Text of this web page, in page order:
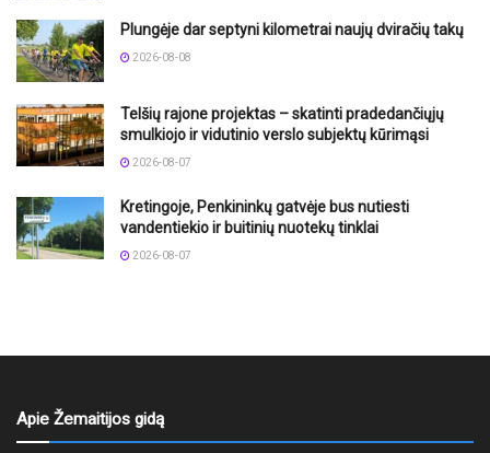
Plungėje dar septyni kilometrai naujų dviračių takų
2026-08-08
Telšių rajone projektas – skatinti pradedančiųjų
smulkiojo ir vidutinio verslo subjektų kūrimąsi
2026-08-07
Kretingoje, Penkininkų gatvėje bus nutiesti
vandentiekio ir buitinių nuotekų tinklai
2026-08-07
Apie Žemaitijos gidą